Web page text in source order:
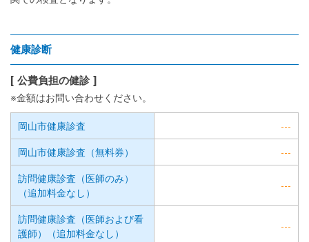
健康診断
公費負担の健診
※金額はお問い合わせください。
岡山市健康診査
---
岡山市健康診査（無料券）
---
訪問健康診査（医師のみ）
（追加料金なし）
---
訪問健康診査（医師および看
護師）（追加料金なし）
---